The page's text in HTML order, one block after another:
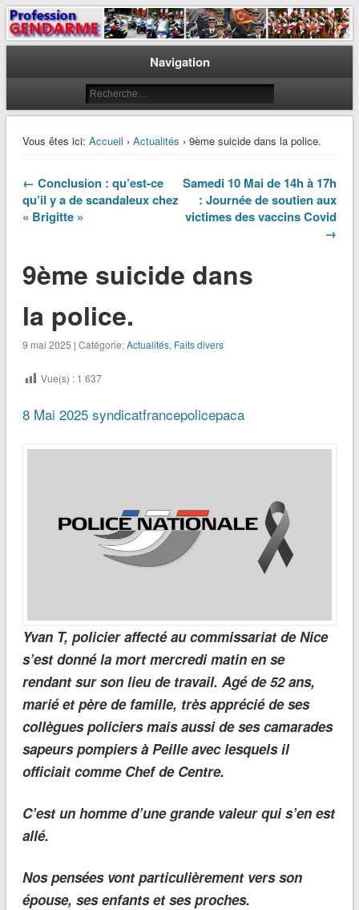
Profession Gendarme
Le journal des gendarmes
Navigation
Vous êtes ici: Accueil › Actualités › 9ème suicide dans la police.
← Conclusion : qu’est-ce
qu’il y a de scandaleux chez
« Brigitte »
Samedi 10 Mai de 14h à 17h
: Journée de soutien aux
victimes des vaccins Covid
→
9ème suicide dans
la police.
9 mai 2025 | Catégorie:Actualités, Faits divers
Vue(s) : 1 637
8 Mai 2025 syndicatfrancepolicepaca
Yvan T, policier affecté au commissariat de Nice
s’est donné la mort mercredi matin en se
rendant sur son lieu de travail. Agé de 52 ans,
marié et père de famille, très apprécié de ses
collègues policiers mais aussi de ses camarades
sapeurs pompiers à Peille avec lesquels il
officiait comme Chef de Centre.
C’est un homme d’une grande valeur qui s’en est
allé.
Nos pensées vont particulièrement vers son
épouse, ses enfants et ses proches.